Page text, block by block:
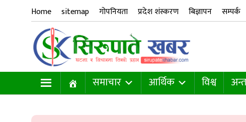
Home sitemap गोपनियता प्रदेश शंस्करण बिज्ञापन सम्पर्क
समाचार आर्थिक विश्व